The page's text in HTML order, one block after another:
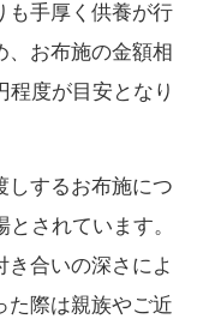
も手厚く供養が行
、お布施の金額相
程度が目安となり
しするお布施につ
されています。
合いの深さによ
た際は親族やご近